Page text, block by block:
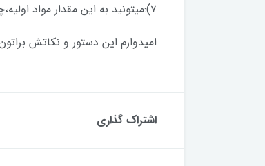
۷):ميتونيد به اين مقدار مواد اوليه،چهار ق پنير پيتزا هم اضافه كنيد،یا بین ناگتها پنیر بذارید.
امیدوارم این دستور و نکاتش
اشتراک گذاری